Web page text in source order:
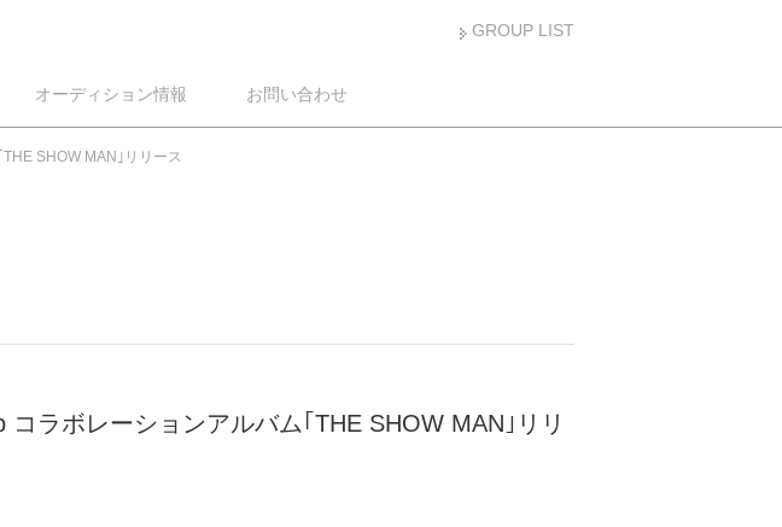
GROUP LIST
オーディション情報 お問い合わせ
SHOW MAN｣リリース
コラボレーションアルバム｢THE SHOW MAN｣リリ